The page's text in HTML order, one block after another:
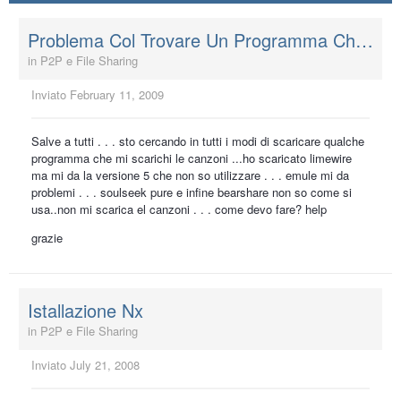
Problema Col Trovare Un Programma Che Scarica Canzoni
in P2P e File Sharing
Inviato February 11, 2009
Salve a tutti . . . sto cercando in tutti i modi di scaricare qualche
programma che mi scarichi le canzoni ...ho scaricato limewire
ma mi da la versione 5 che non so utilizzare . . . emule mi da
problemi . . . soulseek pure e infine bearshare non so come si
usa..non mi scarica el canzoni . . . come devo fare? help
grazie
Istallazione Nx
in P2P e File Sharing
Inviato July 21, 2008